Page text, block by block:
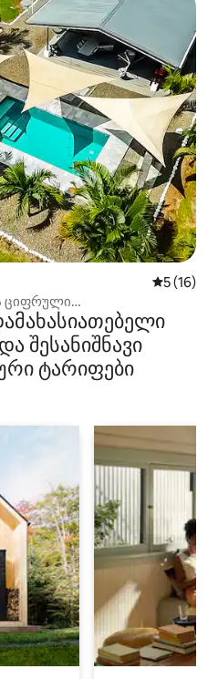
ვარიანტი
საშუალო
5 (16)
ციფრული
შესანიშნავი
ტარიფები